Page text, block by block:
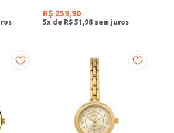
R$ 259,90
5x de R$ 51 98